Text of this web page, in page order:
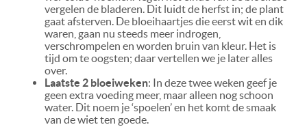
vergelen de bladeren. Dit luidt de herfst in; de plant
gaat afsterven. De bloeihaartjes die eerst wit en dik
waren, gaan nu steeds meer indrogen,
verschrompelen en worden bruin van kleur. Het is
tijd om te oogsten; daar vertellen we je later alles
over.
Laatste 2 bloeiweken: In deze twee weken geef je
geen extra voeding meer, maar alleen nog schoon
water. Dit noem je ‘spoelen’ en het komt de smaak
van de wiet ten goede.